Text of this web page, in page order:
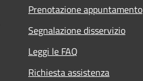
Prenotazione appuntamento
Segnalazione disservizio
Leggi le FAQ
Richiesta assistenza